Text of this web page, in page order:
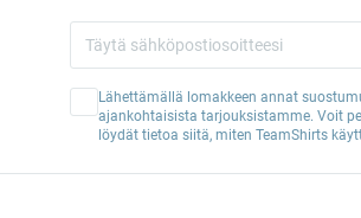
Lähettämällä lomakkeen annat
ajankohtaisista tarjouksistamme. Voit
löydät tietoa siitä, miten TeamShirts